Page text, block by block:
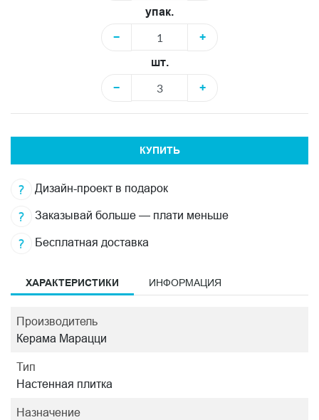
упак.
−
+
шт.
−
+
КУПИТЬ
Дизайн-проект в подарок
Заказывай больше — плати меньше
Бесплатная доставка
ХАРАКТЕРИСТИКИ ИНФОРМАЦИЯ
Производитель
Керама Марацци
Тип
Настенная плитка
Назначение